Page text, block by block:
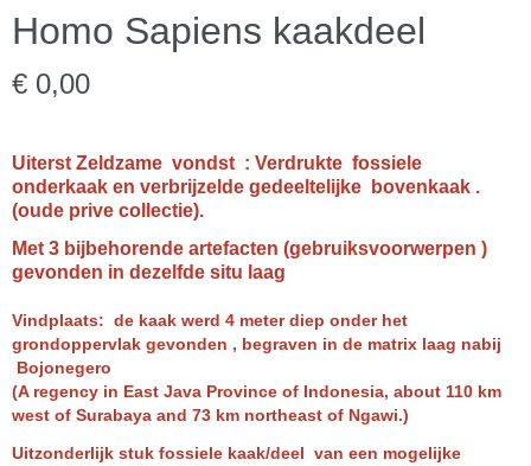
Homo Sapiens kaakdeel
€ 0,00
Uiterst Zeldzame vondst : Verdrukte fossiele
onderkaak en verbrijzelde gedeeltelijke bovenkaak .
(oude prive collectie).
Met 3 bijbehorende artefacten (gebruiksvoorwerpen )
gevonden in dezelfde situ laag
Vindplaats: de kaak werd 4 meter diep onder het
grondoppervlak gevonden , begraven in de matrix laag nabij
Bojonegero
(A regency in East Java Province of Indonesia, about 110 km
west of Surabaya and 73 km northeast of Ngawi.)
Uitzonderlijk stuk fossiele kaak/deel van een mogelijke